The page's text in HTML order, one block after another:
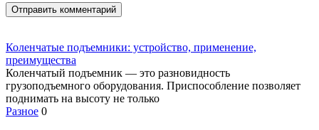
Коленчатые подъемники: устройство, применение,
преимущества
Коленчатый подъемник — это разновидность
грузоподъемного оборудования. Приспособление позволяет
поднимать на высоту не только
Разное 0